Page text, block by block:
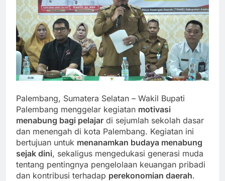
Palembang, Sumatera Selatan – Wakil Bupati
Palembang menggelar kegiatan motivasi
menabung bagi pelajar di sejumlah sekolah dasar
dan menengah di kota Palembang. Kegiatan ini
bertujuan untuk menanamkan budaya menabung
sejak dini, sekaligus mengedukasi generasi muda
tentang pentingnya pengelolaan keuangan pribadi
dan kontribusi terhadap perekonomian daerah.